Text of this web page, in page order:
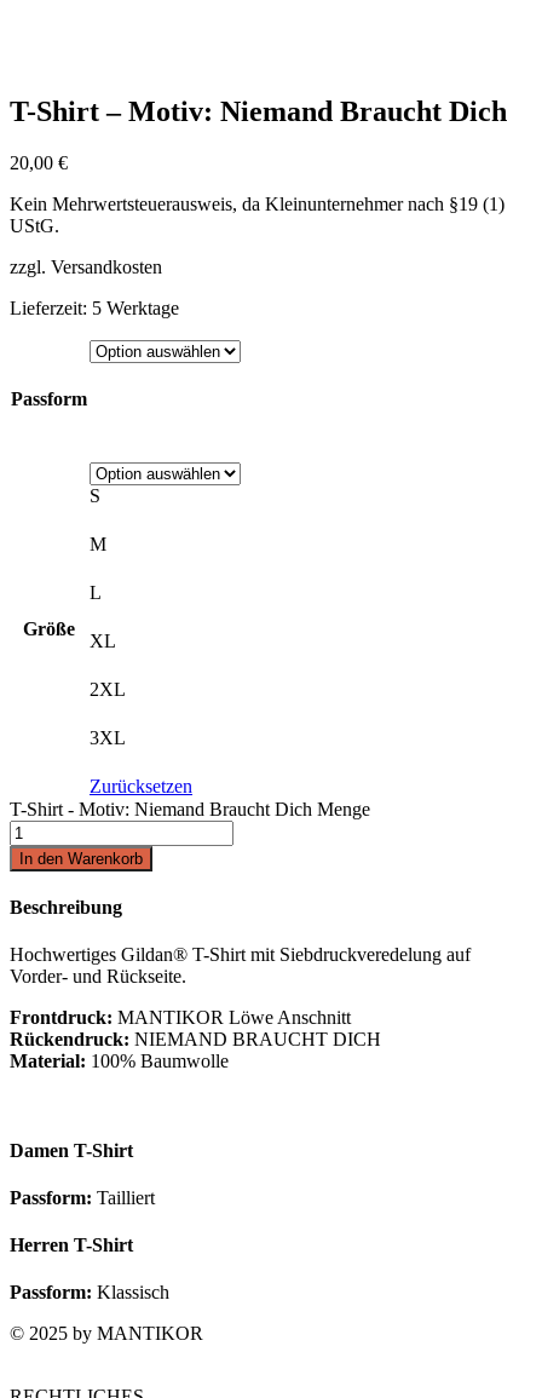
T-Shirt – Motiv: Niemand Braucht Dich
20,00 €
Kein Mehrwertsteuerausweis, da Kleinunternehmer nach §19 (1)
UStG.
zzgl. Versandkosten
Lieferzeit: 5 Werktage
Passform
Größe
S
M
L
XL
2XL
3XL
Zurücksetzen
T-Shirt - Motiv: Niemand Braucht Dich Menge
In den Warenkorb
Beschreibung
Hochwertiges Gildan® T-Shirt mit Siebdruckveredelung auf
Vorder- und Rückseite.
Frontdruck: MANTIKOR Löwe Anschnitt
Rückendruck: NIEMAND BRAUCHT DICH
Material: 100% Baumwolle
Damen T-Shirt
Passform: Tailliert
Herren T-Shirt
Passform: Klassisch
© 2025 by MANTIKOR